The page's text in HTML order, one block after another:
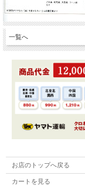
一覧へ
お店のトップへ戻る
カートを見る